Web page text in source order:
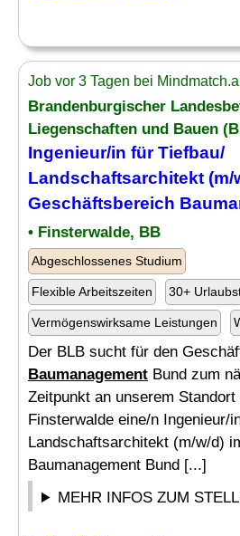
Job vor 3 Tagen bei
Brandenburgischer
Liegenschaften und Bauen
Ingenieur/in für Tiefbau/
Landschaftsarchitekt (m/
Geschäftsbereich
• Finsterwalde, BB
Abgeschlossenes Studium
Flexible Arbeitszeiten 30+
Vermögenswirksame Leistungen
Der BLB sucht für den
Baumanagement Bund zum
Zeitpunkt an unserem
Finsterwalde eine/n Ingenieur/
Landschaftsarchitekt (m/w/d)
Baumanagement Bund [...]
MEHR INFOS ZUM